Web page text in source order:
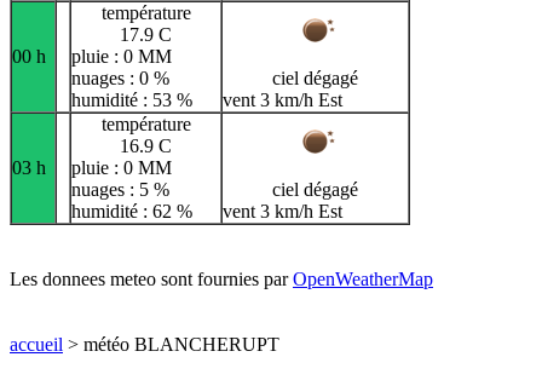
00 h
température
17.9 C
pluie : 0 MM
nuages : 0 %
humidité : 53 %
ciel dégagé
vent 3 km/h Est
03 h
température
16.9 C
pluie : 0 MM
nuages : 5 %
humidité : 62 %
ciel dégagé
vent 3 km/h Est
Les donnees meteo sont fournies parOpenWeatherMap
accueil > météo BLANCHERUPT